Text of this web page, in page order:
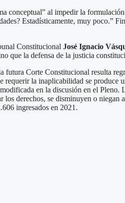
conceptual” al impedir la
Estadísticamente, muy poco.”
Constitucional José Ignacio
que la defensa de la justicia
futura Corte Constitucional resulta
requerir la inaplicabilidad se produce
en la discusión en el
los derechos, se disminuyen o
ingresados en 2021.